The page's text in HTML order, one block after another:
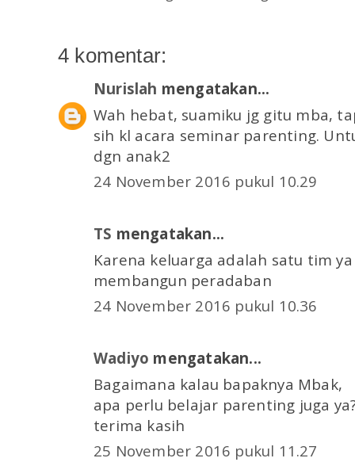
4 komentar:
Nurislah mengatakan...
Wah hebat, suamiku jg gitu mba,
sih kl acara seminar parenting.
dgn anak2
24 November 2016 pukul 10.29
TS mengatakan...
Karena keluarga adalah satu tim
membangun peradaban
24 November 2016 pukul 10.36
Wadiyo mengatakan...
Bagaimana kalau bapaknya Mbak,
apa perlu belajar parenting juga
terima kasih
25 November 2016 pukul 11.27